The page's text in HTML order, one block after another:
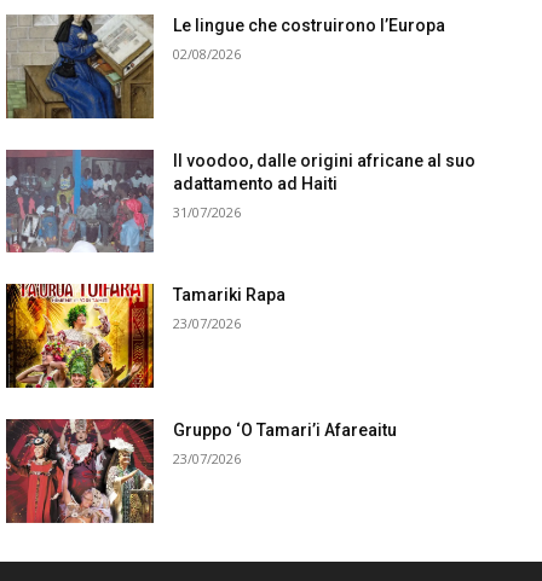
Le lingue che costruirono l’Europa
02/08/2026
Il voodoo, dalle origini africane al suo
adattamento ad Haiti
31/07/2026
Tamariki Rapa
23/07/2026
Gruppo ‘O Tamari’i Afareaitu
23/07/2026